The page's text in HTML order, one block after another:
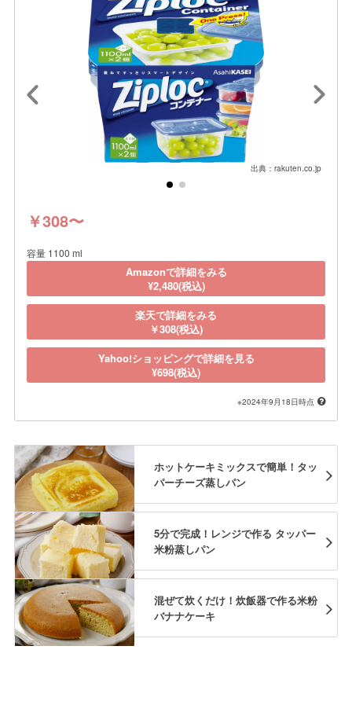
出典：rakuten.co.jp
￥308〜
容量 1100 ml
Amazonで詳細をみる
¥2,480(税込)
楽天で詳細をみる
￥308(税込)
Yahoo!ショッピングで詳細を見る
¥698(税込)
※2024年9月18日時点
ホットケーキミックスで簡単！タッ
パーチーズ蒸しパン
5分で完成！レンジで作る タッパー
米粉蒸しパン
混ぜて炊くだけ！炊飯器で作る米粉
バナナケーキ